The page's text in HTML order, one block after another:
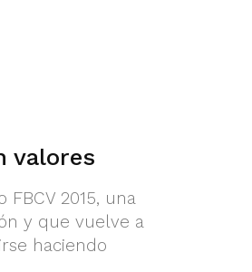
valores
2015, una
y que vuelve a
haciendo